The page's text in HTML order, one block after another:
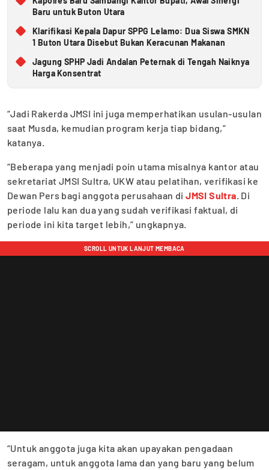
Baru untuk Buton Utara
Klarifikasi Kepala Dapur SPPG Lelamo: Dua Siswa SMKN
1 Buton Utara Disebut Bukan Keracunan Makanan
Jagung SPHP Jadi Andalan Peternak di Tengah Naiknya
Harga Konsentrat
“Jadi Rakerda JMSI ini juga memperhatikan usulan-usulan
saat Musda, kemudian program kerja tiap bidang,”
katanya.
“Beberapa yang menjadi poin utama misalnya kantor atau
sekretariat JMSI Sultra, UKW atau pelatihan, verifikasi ke
Dewan Pers bagi anggota perusahaan diJMSI Sultra. Di
periode lalu kan dua yang sudah verifikasi faktual, di
periode ini kita target lebih,” ungkapnya.
“Untuk anggota juga kita akan upayakan pengadaan
seragam, untuk anggota lama dan yang baru yang belum